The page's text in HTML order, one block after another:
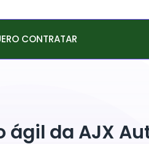
CONTRATAR
ágil da AJX